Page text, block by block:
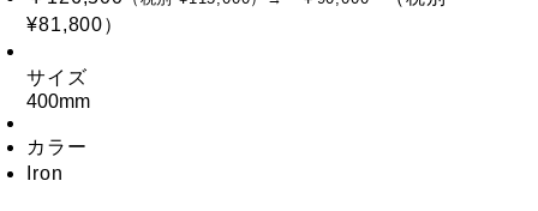
¥81,800）
サイズ
400mm
カラー
Iron